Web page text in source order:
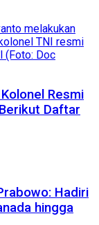
Resmi
Daftar
Hadiri
hingga